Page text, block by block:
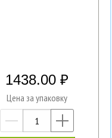
1438.00
Цена за упаковку
—